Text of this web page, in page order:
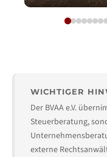
WICHTIGER
Der BVAA e.V.
Steuerberatung,
externe